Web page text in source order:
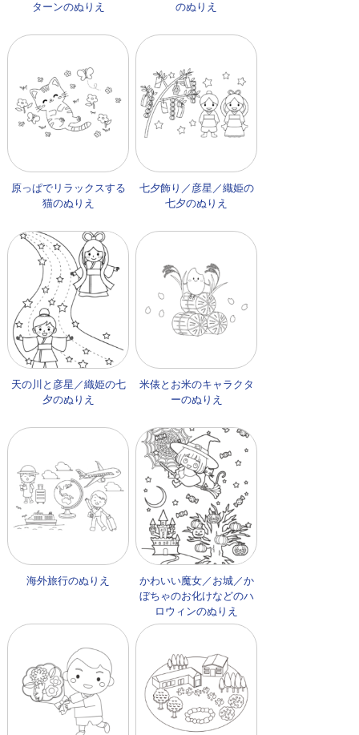
ターンのぬりえ
のぬりえ
原っぱでリラックスする
猫のぬりえ
七夕飾り／彦星／織姫の
七夕のぬりえ
天の川と彦星／織姫の七
夕のぬりえ
米俵とお米のキャラクタ
ーのぬりえ
海外旅行のぬりえ
かわいい魔女／お城／か
ぼちゃのお化けなどのハ
ロウィンのぬりえ